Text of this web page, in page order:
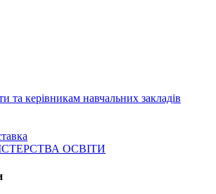
та керівникам навчальних закладів
ОСВІТИ